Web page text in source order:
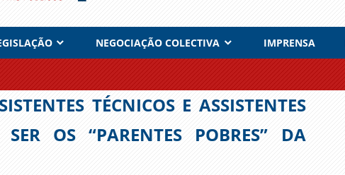
NEGOCIAÇÃO COLECTIVA IMPRENSA
TÉCNICOS E ASSISTENTES
SER OS “PARENTES POBRES” DA